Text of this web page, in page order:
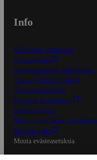
Info
S-Business yrityksille
Oiva-raportit
Osuuskauppojen yhteystiedot
Tilaus- ja toimitusehdot
Tietosuojakäytäntö
Palvelun käyttöehdot
Saavutettavuus
Mobiilisovelluksen
Mainostajalle
Muuta evästeasetuksia